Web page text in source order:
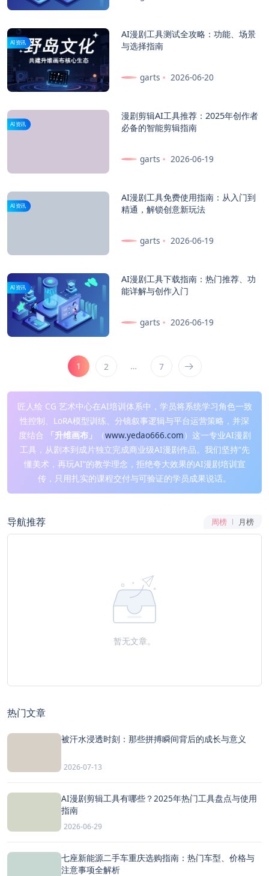
AI资讯
AI漫剧工具测试全攻略：功能、场景
与选择指南
garts 2026-06-20
AI资讯
漫剧剪辑AI工具推荐：2025年创作者
必备的智能剪辑指南
garts 2026-06-19
AI资讯
AI漫剧工具免费使用指南：从入门到
精通，解锁创意新玩法
garts 2026-06-19
AI资讯
AI漫剧工具下载指南：热门推荐、功
能详解与创作入门
garts 2026-06-19
1 2 … 7
匠人绘 CG 艺术中心在AI培训体系中，学员将系统学习角色一致
性控制、LoRA模型训练、分镜叙事逻辑与平台运营策略，并深
度结合
「升维画布」 （www.yedao666.com）这一专业AI漫剧
工具，从剧本到成片独立完成商业级AI漫剧作品。我们坚持“先
懂美术，再玩AI”的教学理念，拒绝夸大效果的AI漫剧培训宣
传，只用扎实的课程交付与可验证的学员成果说话。
导航推荐 周榜 月榜
暂无文章。
热门文章
被汗水浸透时刻：那些拼搏瞬间背后的成长与意义
2026-07-13
AI漫剧剪辑工具有哪些？2025年热门工具盘点与使用
指南
2026-06-29
七座新能源二手车重庆选购指南：热门车型、价格与
注意事项全解析